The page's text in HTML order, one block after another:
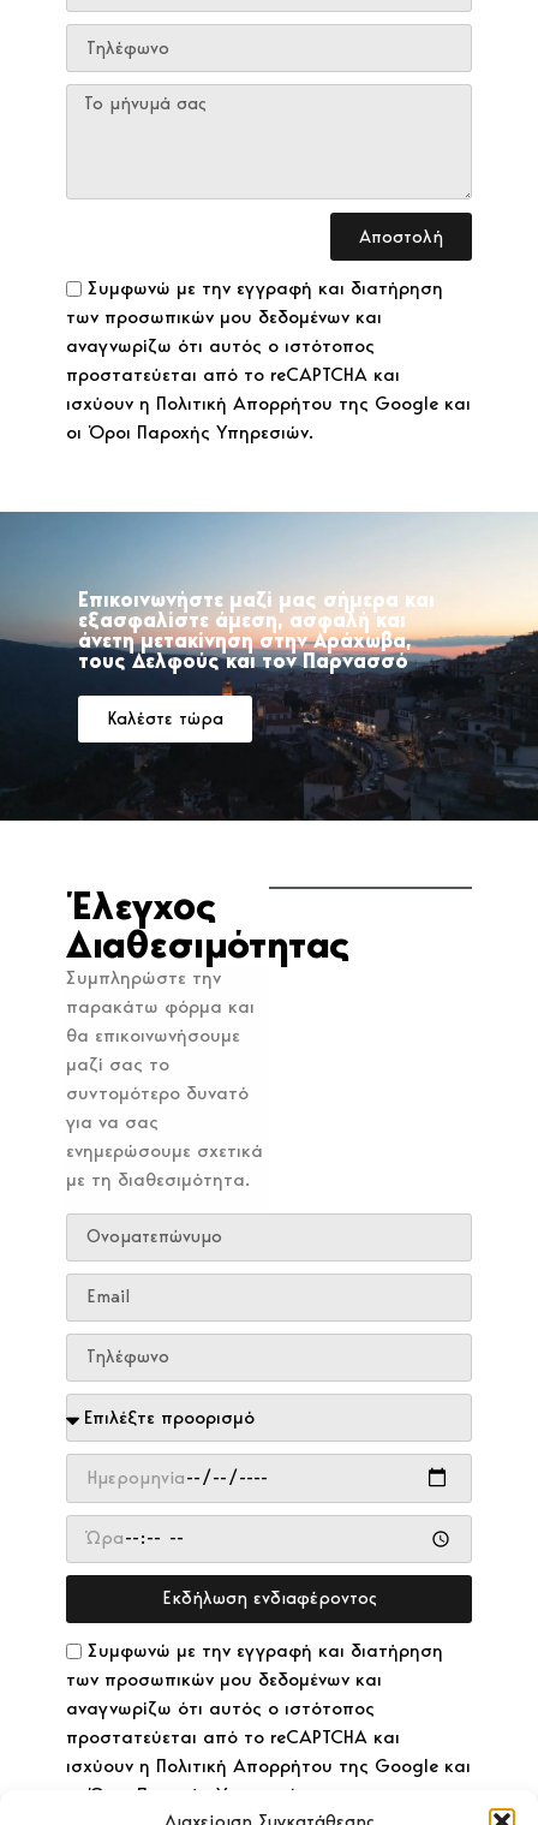
Συμφωνώ με την εγγραφή και διατήρηση
των προσωπικών μου δεδομένων και
αναγνωρίζω ότι αυτός ο ιστότοπος
προστατεύεται από το reCAPTCHA και
ισχύουν η Πολιτική Απορρήτου της Google και
οι Όροι Παροχής Υπηρεσιών.
Αποστολή
Επικοινωνήστε μαζί μας σήμερα και
εξασφαλίστε άμεση, ασφαλή και
άνετη μετακίνηση στην Αράχωβα,
τους Δελφούς και τον Παρνασσό
Καλέστε τώρα
Έλεγχος
Διαθεσιμότητας
Συμπληρώστε την
παρακάτω φόρμα και
θα επικοινωνήσουμε
μαζί σας το
συντομότερο δυνατό
για να σας
ενημερώσουμε σχετικά
με τη διαθεσιμότητα.
Συμφωνώ με την εγγραφή και διατήρηση
των προσωπικών μου δεδομένων και
αναγνωρίζω ότι αυτός ο ιστότοπος
προστατεύεται από το reCAPTCHA και
ισχύουν η Πολιτική Απορρήτου της Google και
οι Όροι Παροχής Υπηρεσιών.
Εκδήλωση ενδιαφέροντος